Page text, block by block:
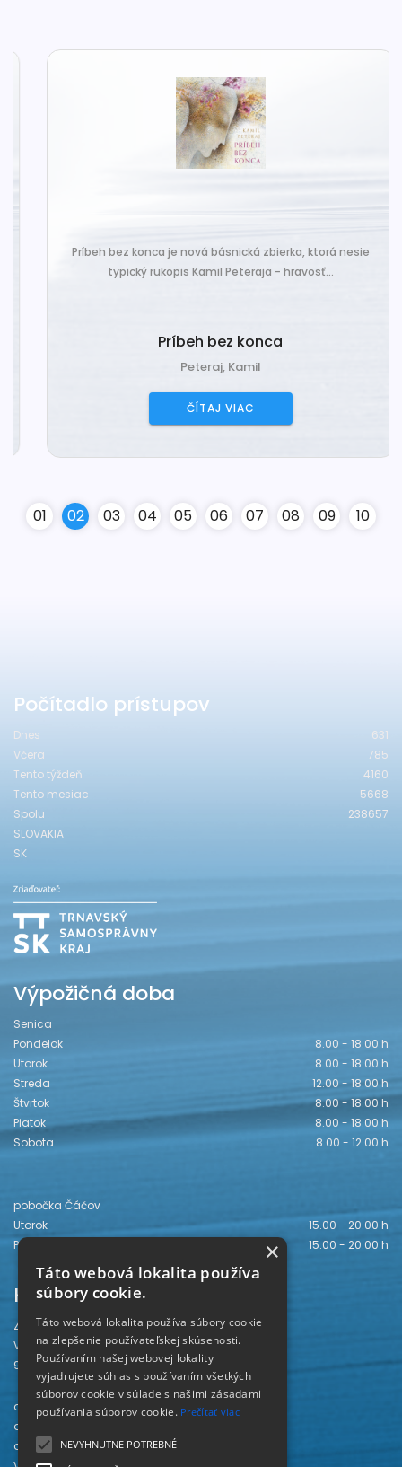
Príbeh bez konca je nová básnická zbierka, ktorá nesie
typický rukopis Kamil Peteraja - hravosť...
Príbeh bez konca
Peteraj, Kamil
ČÍTAJ VIAC
01 02 03 04 05 06 07 08 09 10
Počítadlo prístupov
Dnes
631
Včera
785
Tento týždeň
4160
Tento mesiac
5668
Spolu
238657
SLOVAKIA
SK
Výpožičná doba
Senica
Pondelok
8.00 - 18.00 h
Utorok
8.00 - 18.00 h
Streda
12.00 - 18.00 h
Štvrtok
8.00 - 18.00 h
Piatok
8.00 - 18.00 h
Sobota
8.00 - 12.00 h
pobočka Čáčov
Utorok
15.00 - 20.00 h
Piatok
15.00 - 20.00 h
Kontakt
Záhorská knižnica
Vajanského 28
905 01 Senica
odd. beletrie 034/654 3780
odd. odbornej literatúry 034/651 2710
odd. pre deti a mládež 034/654 6519
×
Táto webová lokalita používa
súbory cookie.
Táto webová lokalita používa súbory cookie
na zlepšenie používateľskej skúsenosti.
Používaním našej webovej lokality
vyjadrujete súhlas s používaním všetkých
súborov cookie v súlade s našimi zásadami
používania súborov cookie. Prečítať viac
NEVYHNUTNE POTREBNÉ